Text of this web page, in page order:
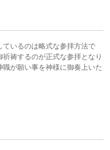
いるのは略式な参拝方法で
祷するのが正式な参拝となり
が願い事を神様に御奏上いた